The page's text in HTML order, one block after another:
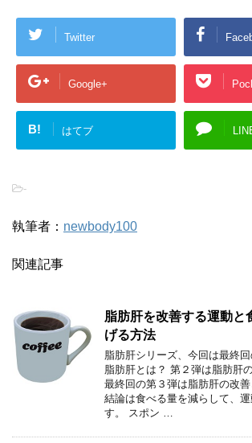
Twitter
Google+
B! はてブ
-
執筆者： newbody100
関連記事
脂肪肝を改善する運動と
げる方法
脂肪肝シリーズ、今回は最終
脂肪肝とは？ 第２弾は脂肪肝
最終回の第３弾は脂肪肝の改善
結論は食べる量を減らして、
す。 スポン …